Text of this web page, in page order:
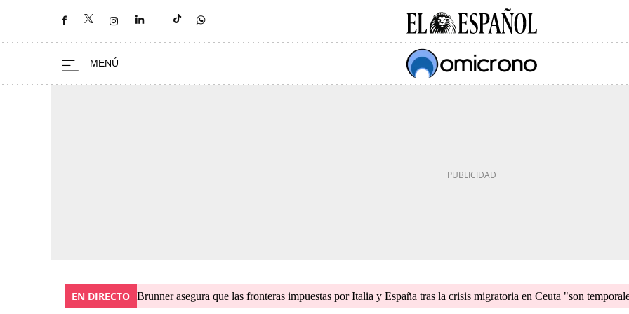
EN DIRECTO Brunner asegura que las fronteras impuestas por Italia y España tras la crisis migratoria en Ceuta "son